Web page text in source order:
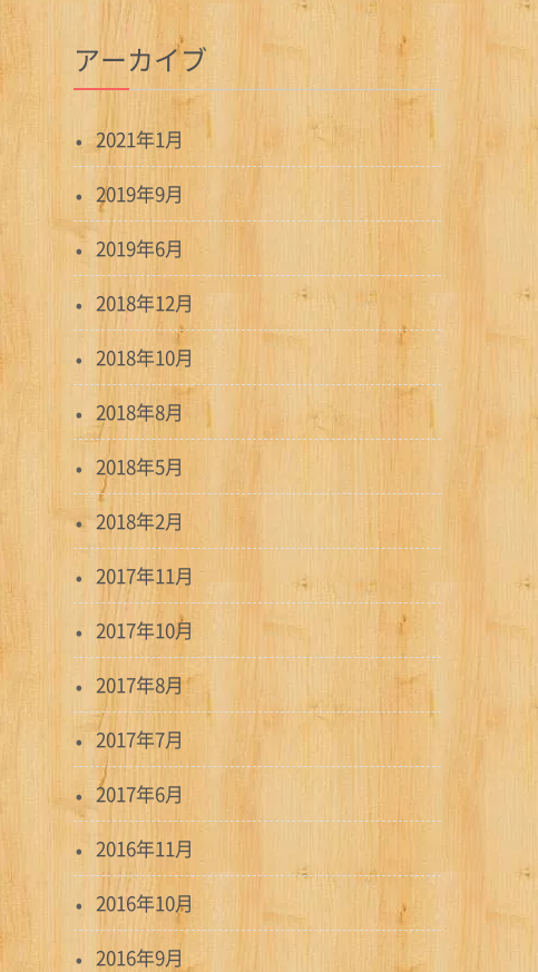
アーカイブ
2021年1月
2019年9月
2019年6月
2018年12月
2018年10月
2018年8月
2018年5月
2018年2月
2017年11月
2017年10月
2017年8月
2017年7月
2017年6月
2016年11月
2016年10月
2016年9月